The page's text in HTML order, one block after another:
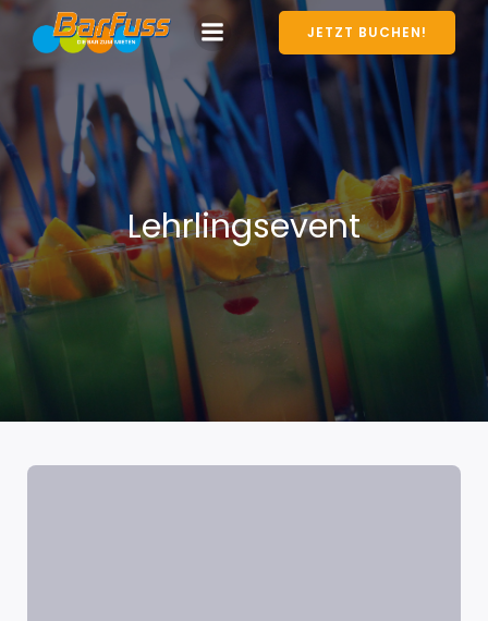
JETZT BUCHEN!
Lehrlingsevent